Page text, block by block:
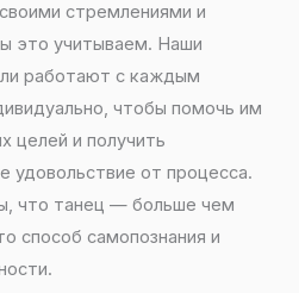
стремлениями и
это учитываем. Наши
работают с каждым
чтобы помочь им
целей и получить
удовольствие от процесса.
что танец — больше чем
способ самопознания и